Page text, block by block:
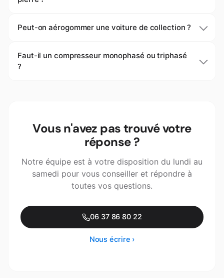
Peut-on aérogommer une voiture de collection ?
Faut-il un compresseur monophasé ou triphasé
?
Vous n'avez pas trouvé votre
réponse ?
Notre équipe est à votre disposition du lundi au
samedi pour vous conseiller et répondre à
toutes vos questions.
06 37 86 80 22
Nous écrire ›